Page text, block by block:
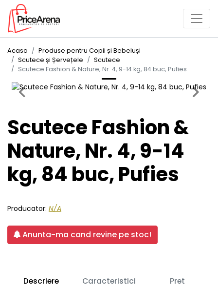
Acasa
Produse pentru Copii și Bebeluși
Scutece și Șervețele
Scutece
Scutece Fashion & Nature, Nr. 4, 9-14 kg, 84 buc, Pufies
Previous Next
Scutece Fashion &
Nature, Nr. 4, 9-14
kg, 84 buc, Pufies
Producator: N/A
Anunta-ma cand revine pe stoc!
Descriere Caracteristici Pret